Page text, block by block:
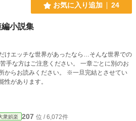
お気に入り追加 24
編小説集
けエッチな世界があったなら…そんな世界での
手な方はご注意ください。 一章ごとに別のお
からお読みください。 ※一旦完結とさせてい
性があります。
衆娯楽 207 位 / 6,072件